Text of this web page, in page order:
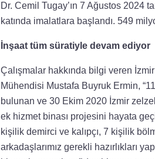
Dr. Cemil Tugay’ın 7 Ağustos 2024
katında imalatlara başlandı. 549
İnşaat tüm süratiyle devam ediyor
Çalışmalar hakkında bilgi veren
Mühendisi Mustafa Buyruk Ermin,
bulunan ve 30 Ekim 2020 İzmir
ek hizmet binası projesini hayata
kişilik demirci ve kalıpçı, 7 kişilik
arkadaşlarımız gerekli hazırlıkları